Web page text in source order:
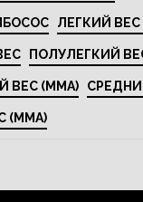
ЛЕГКИЙ ВЕС
ПОЛУЛЕГКИЙ
ВЕС (MMA)